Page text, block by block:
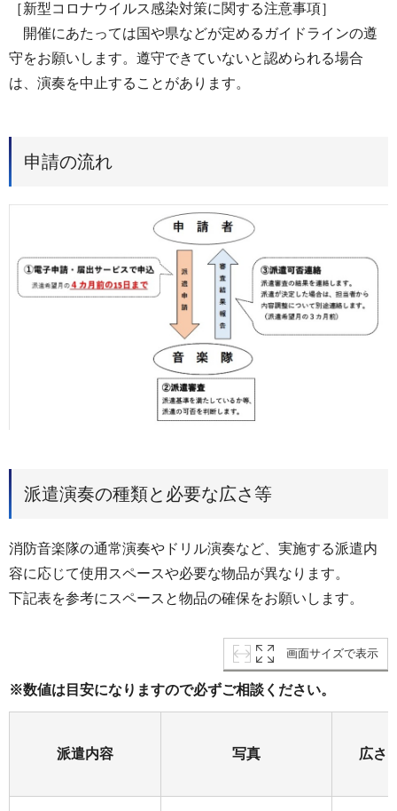
［新型コロナウイルス感染対策に関する注意事項］
開催にあたっては国や県などが定めるガイドラインの遵
守をお願いします。遵守できていないと認められる場合
は、演奏を中止することがあります。
申請の流れ
派遣演奏の種類と必要な広さ等
消防音楽隊の通常演奏やドリル演奏など、実施する派遣内
容に応じて使用スペースや必要な物品が異なります。
下記表を参考にスペースと物品の確保をお願いします。
画面サイズで表示
※数値は目安になりますので必ずご相談ください。
派遣内容 写真 広さ